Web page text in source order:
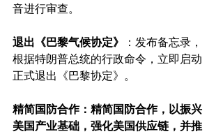
音进行审查。
退出《巴黎气候协定》
：发布备忘录，
根据特朗普总统的行政命令，立即启动
正式退出《巴黎协定》。
精简国防合作：精简国防合作，以振兴
美国产业基础，强化美国供应链，并推